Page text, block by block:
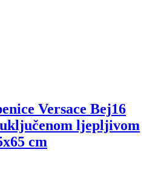
Versace Bej16
ljepljivom
cm